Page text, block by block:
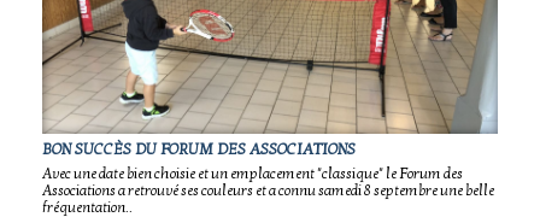
BON SUCCÈS DU FORUM DES ASSOCIATIONS
Avec une date bien choisie et un emplacement "classique" le Forum des
Associations a retrouvé ses couleurs et a connu samedi 8 septembre une belle
fréquentation..